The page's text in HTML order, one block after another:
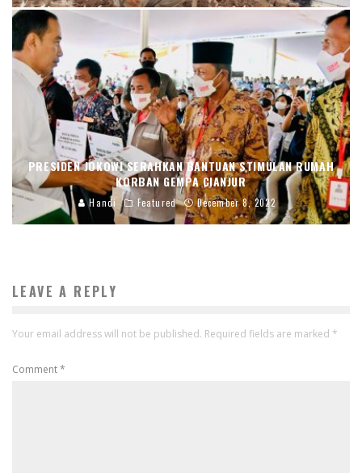
PRESIDEN JOKOWI SERAHKAN BANTUAN STIMULAN RUMAH
KORBAN GEMPA CIANJUR
Handi Featured December 8, 2022
LEAVE A REPLY
Your email address will not be published. Required fields are marked *
Comment*